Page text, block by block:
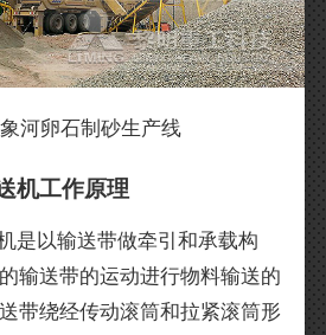
河卵石制砂生产线
机工作原理
是以输送带做牵引和承载构
输送带的运动进行物料输送的
带绕经传动滚筒和拉紧滚筒形